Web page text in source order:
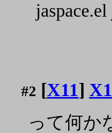
#2 [X11]
って何か